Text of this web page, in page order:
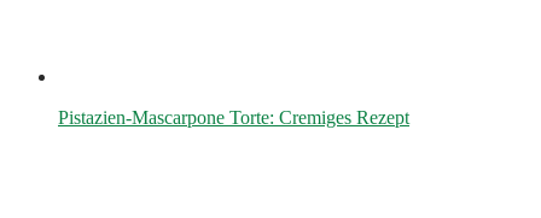
Pistazien-Mascarpone Torte: Cremiges Rezept